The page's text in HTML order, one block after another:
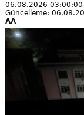
06.08.2026 03:00:00
Güncelleme:
AA